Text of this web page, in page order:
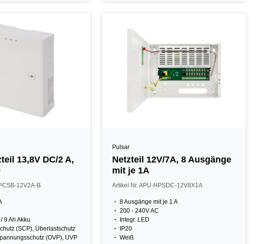
13,8V DC/2 A,
12V2A-B
9 Ah Akku
(SCP), Überlastschutz
(OVP), UVP
Pulsar
Netzteil 12V/7A, 8 Ausgänge
mit je 1A
Artikel Nr. APU-HPSDC-12V8X1A
8 Ausgänge mit je 1 A
200 - 240V AC
Integr. LED
IP20
Weiß